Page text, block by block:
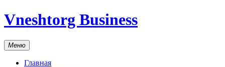
Vneshtorg Business
Меню
Главная